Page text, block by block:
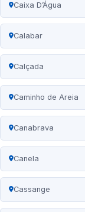
Caixa D’Água
Calabar
Calçada
Caminho de Areia
Canabrava
Canela
Cassange